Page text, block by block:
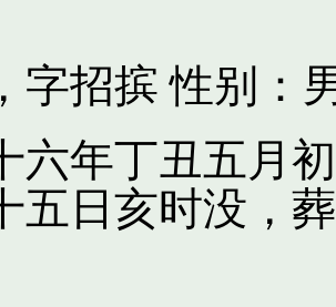
字招摈 性别：
六年丁丑五月
五日亥时没，